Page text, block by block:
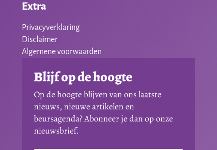
Extra
Privacyverklaring
Disclaimer
Algemene voorwaarden
Blijf op de hoogte
Op de hoogte blijven van ons laatste
nieuws, nieuwe artikelen en
beursagenda? Abonneer je dan op onze
nieuwsbrief.